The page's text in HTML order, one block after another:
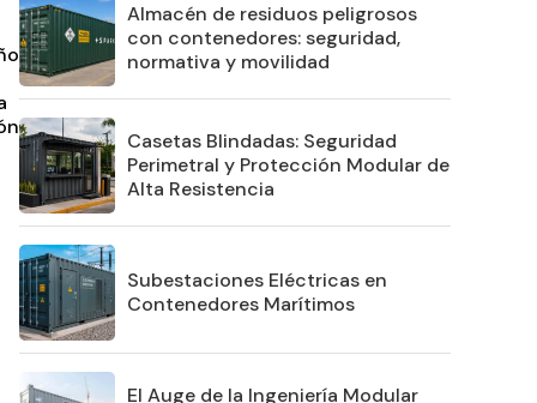
Almacén de residuos peligrosos
con contenedores: seguridad,
normativa y movilidad
Casetas Blindadas: Seguridad
Perimetral y Protección Modular de
Alta Resistencia
Subestaciones Eléctricas en
Contenedores Marítimos
El Auge de la Ingeniería Modular